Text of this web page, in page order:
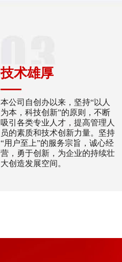
技术雄厚
本公司自创办以来，坚持“以人
为本，科技创新”的原则，不断
吸引各类专业人才，提高管理人
员的素质和技术创新力量。坚持
“用户至上”的服务宗旨，诚心经
营，勇于创新，为企业的持续壮
大创造发展空间。